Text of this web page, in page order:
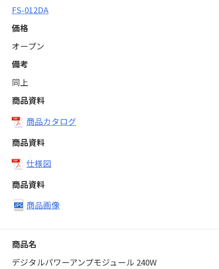
FS-012DA
オープン
同上
商品カタログ
仕様図
商品画像
デジタルパワーアンプモジュール 240W